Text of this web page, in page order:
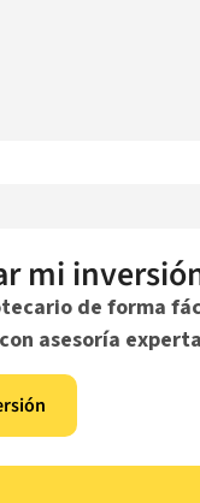
mi
de forma
asesoría